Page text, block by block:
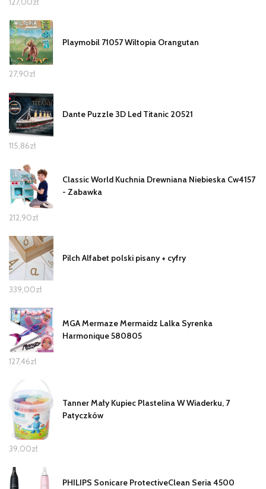
Playmobil 71057 Wiltopia Orangutan
27,90zł
Dante Puzzle 3D Led Titanic 20521
115,86zł
Classic World Kuchnia Drewniana Niebieska Cw4157
- Zabawka
212,90zł
Pilch Alfabet polski pisany + cyfry
339,00zł
MGA Mermaze Mermaidz Lalka Syrenka
Harmonique 580805
127,46zł
Tanner Mały Kupiec Plastelina W Wiaderku, 7
Patyczków
39,00zł
PHILIPS Sonicare ProtectiveClean Seria 4500